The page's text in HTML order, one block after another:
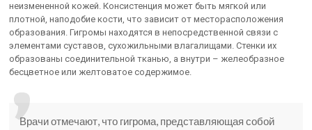
неизмененной кожей. Консистенция может быть мягкой или
плотной, наподобие кости, что зависит от месторасположения
образования. Гигромы находятся в непосредственной связи с
элементами суставов, сухожильными влагалищами. Стенки их
образованы соединительной тканью, а внутри – желеобразное
бесцветное или желтоватое содержимое.
Врачи отмечают, что гигрома, представляющая собой